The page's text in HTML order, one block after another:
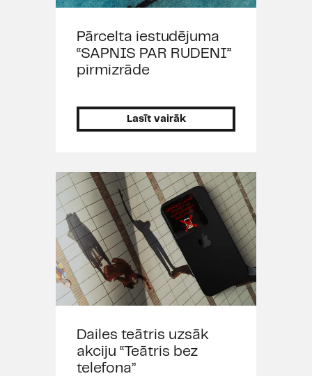
Pārcelta iestudējuma
“SAPNIS PAR RUDENI”
pirmizrāde
Lasīt vairāk
Dailes teātris uzsāk
akciju “Teātris bez
telefona”